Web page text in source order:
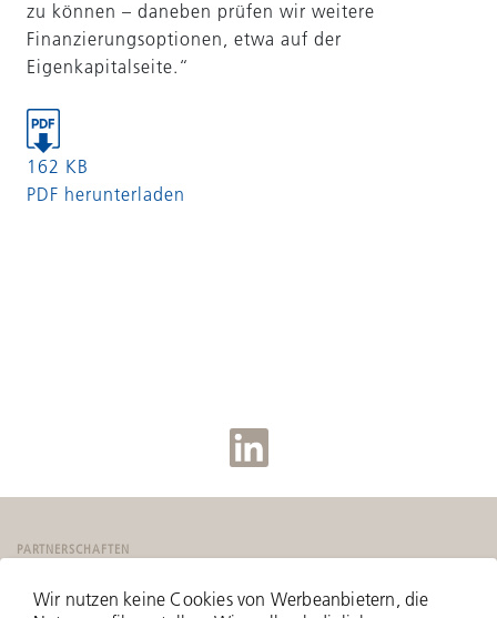
zu können – daneben prüfen wir weitere
Finanzierungsoptionen, etwa auf der
Eigenkapitalseite.“
162 KB
PDF herunterladen
PARTNERSCHAFTEN
Wir nutzen keine Cookies von Werbeanbietern, die